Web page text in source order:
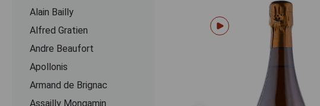
Alain Bailly
Alfred Gratien
Andre Beaufort
Apollonis
Armand de Brignac
Assailly Mongamin